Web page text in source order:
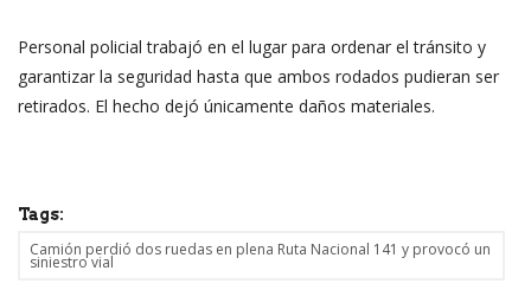
Personal policial trabajó en el lugar para ordenar el tránsito y
garantizar la seguridad hasta que ambos rodados pudieran ser
retirados. El hecho dejó únicamente daños materiales.
Tags:
Camión perdió dos ruedas en plena Ruta Nacional 141 y provocó un
siniestro vial